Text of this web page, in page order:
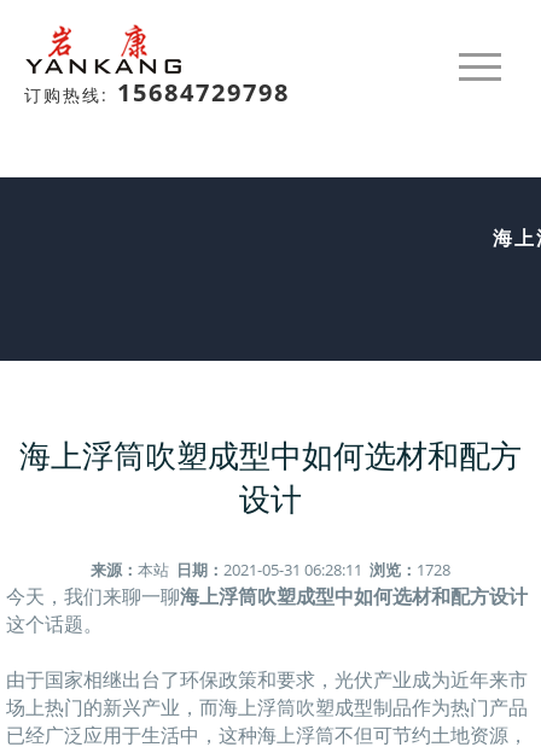
订购热线: 15684729798
海
海上浮筒吹塑成型中如何选材和配方
设计
来源： 本站 日期： 2021-05-31 06:28:11 浏览： 1728
今天，我们来聊一聊海上浮筒吹塑成型中如何选材和配方设计
这个话题。
由于国家相继出台了环保政策和要求，光伏产业成为近年来市
场上热门的新兴产业，而海上浮筒吹塑成型制品作为热门产品
已经广泛应用于生活中，这种海上浮筒不但可节约土地资源，